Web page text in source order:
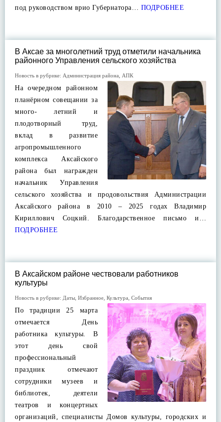
под руководством врио Губернатора… ПОДРОБНЕЕ
В Аксае за многолетний труд отметили начальника
районного Управления сельского хозяйства
Новость в рубрике: Администрация района АПК
На очередном районном
планёрном совещании за
много- летний и
плодотворный труд,
вклад в развитие
агропромышленного
комплекса Аксайского
района был награжден
начальник Управления
сельского хозяйства и продовольствия Администрации
Аксайского района в 2010 – 2025 годах Владимир
Кириллович Соцкий. Благодарственное письмо и…
ПОДРОБНЕЕ
В Аксайском районе чествовали работников
культуры
Новость в рубрике: Даты Избранное Культура События
По традиции 25 марта
отмечается День
работника культуры. В
этот день свой
профессиональный
праздник отмечают
сотрудники музеев и
библиотек, деятели
театров и концертных
организаций, специалисты Домов культуры, городских и